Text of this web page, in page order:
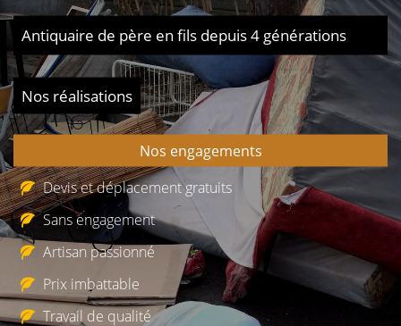
Antiquaire de père en fils depuis 4 générations
Nos réalisations
Nos engagements
Devis et déplacement gratuits
Sans engagement
Artisan passionné
Prix imbattable
Travail de qualité